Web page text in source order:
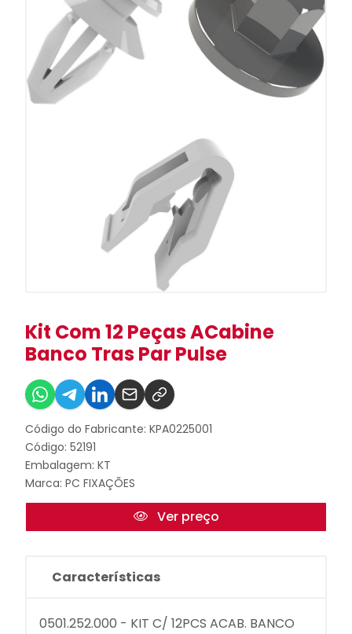
Kit Com 12 Peças ACabine
Banco Tras Par Pulse
Código do Fabricante: KPA0225001
Código: 52191
Embalagem: KT
Marca: PC FIXAÇÕES
Ver preço
Características
0501.252.000 - KIT C/ 12PCS ACAB. BANCO